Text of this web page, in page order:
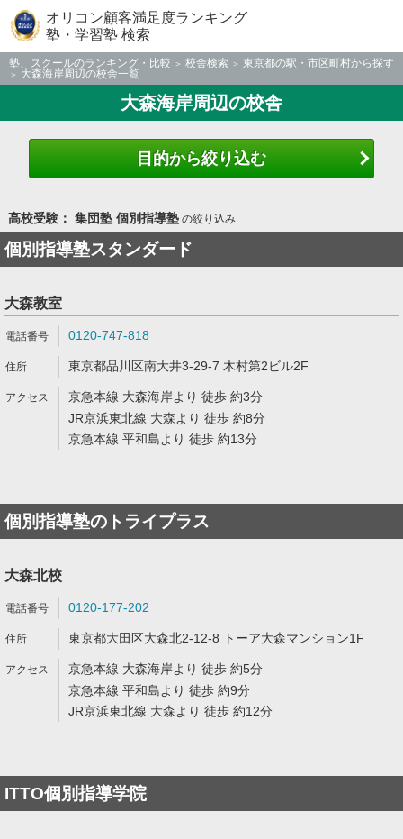
オリコン顧客満足度ランキング
塾・学習塾 検索
塾、スクールのランキング・比較 校舎検索
東京都の駅・市区町村から探す
大森海岸周辺の校舎一覧
大森海岸周辺の校舎
目的から絞り込む
高校受験： 集団塾 個別指導塾の絞り込み
個別指導塾スタンダード
大森教室
0120-747-818
東京都品川区南大井3-29-7 木村第2ビル2F
京急本線 大森海岸より 徒歩 約3分
JR京浜東北線 大森より 徒歩 約8分
京急本線 平和島より 徒歩 約13分
個別指導塾のトライプラス
大森北校
0120-177-202
東京都大田区大森北2-12-8 トーア大森マンション1F
京急本線 大森海岸より 徒歩 約5分
京急本線 平和島より 徒歩 約9分
JR京浜東北線 大森より 徒歩 約12分
ITTO個別指導学院